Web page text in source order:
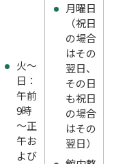
火～
日：
午前
9時
～正
午お
よび
月曜日
（祝日
の場合
はその
翌日、
その日
も祝日
の場合
はその
翌日）